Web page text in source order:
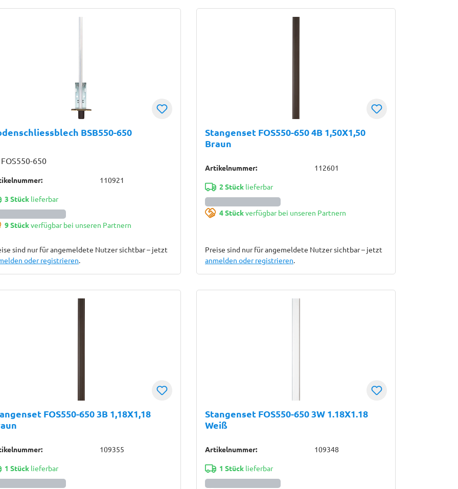
BSB550-650
650
110921
3 Stücklieferbar
9 Stückverfügbar bei unseren Partnern
sind nur für angemeldete Nutzer sichtbar – jetzt
oder registrieren.
Stangenset FOS550-650 4B 1,50X1,50
Braun
Artikelnummer: 112601
2 Stücklieferbar
4 Stückverfügbar bei unseren Partnern
Preise sind nur für angemeldete Nutzer sichtbar – jetzt
anmelden oder registrieren.
FOS550-650 3B 1,18X1,18
109355
1 Stücklieferbar
Stangenset FOS550-650 3W 1.18X1.18
Weiß
Artikelnummer: 109348
1 Stücklieferbar